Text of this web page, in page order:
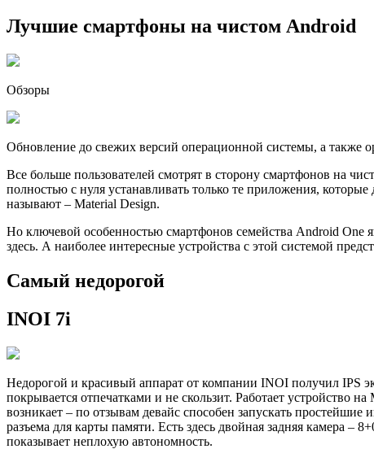
Лучшие смартфоны на чистом Android
Обзоры
Обновление до свежих версий операционной системы, а также
Все больше пользователей смотрят в сторону смартфонов на
полностью с нуля устанавливать только те приложения,
называют – Material Design.
Но ключевой особенностью смартфонов семейства Android One
здесь. А наиболее интересные устройства с этой системой
Самый недорогой
INOI 7i
Недорогой и красивый аппарат от компании INOI получил IPS
покрывается отпечатками и не скользит. Работает
возникает – по отзывам девайс способен запускать
разъема для карты памяти. Есть здесь двойная задняя камера
показывает неплохую автономность.